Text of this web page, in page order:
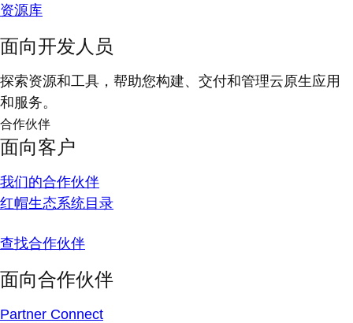
资源库
面向开发人员
探索资源和工具，帮助您构建、交付和管理云原生应用
和服务。
合作伙伴
面向客户
我们的合作伙伴
红帽生态系统目录
查找合作伙伴
面向合作伙伴
Partner Connect